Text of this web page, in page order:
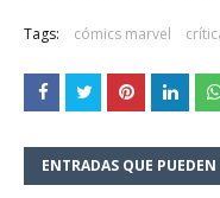
Tags: cómics marvel
ENTRADAS QUE